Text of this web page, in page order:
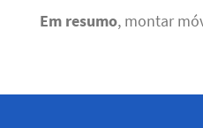
Em resumo, montar